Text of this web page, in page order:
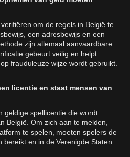
om de regels in België te
een adresbewijs en een
zijn allemaal aanvaardbare
gebeurt veilig en helpt
frauduleuze wijze wordt gebruikt.
licentie en staat mensen van
geldige spellicentie die wordt
België. Om zich aan te melden,
te spelen, moeten spelers de
bereikt en in de Verenigde Staten